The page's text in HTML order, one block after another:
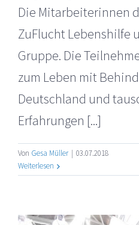
Die Mitarbeiterinnen
ZuFlucht Lebenshilfe
Gruppe. Die
zum Leben mit
Deutschland und
Erfahrungen [...]
Von Gesa Müller | 03.07.2018
Weiterlesen